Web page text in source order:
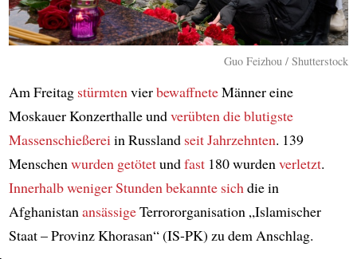
Guo Feizhou / Shutterstock
Am Freitag stürmten vierbewaffneteMänner eine
Moskauer Konzerthalle undverübten die blutigste
Massenschießerei in Russland seit Jahrzehnten. 139
Menschen wurden getötetundfast180 wurden verletzt.
Innerhalb weniger Stunden bekannte sich die in
Afghanistan ansässigeTerrororganisation „Islamischer
Staat – Provinz Khorasan“ (IS-PK) zu dem Anschlag.